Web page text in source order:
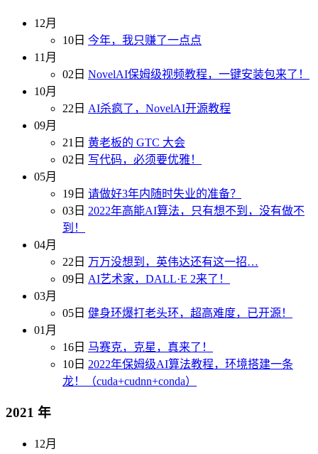
12月
10日 今年，我只赚了一点点
11月
02日 NovelAI保姆级视频教程，一键安装包来了！
10月
22日 AI杀疯了，NovelAI开源教程
09月
21日 黄老板的 GTC 大会
02日 写代码，必须要优雅！
05月
19日 请做好3年内随时失业的准备？
03日 2022年高能AI算法，只有想不到，没有做不
到！
04月
22日 万万没想到，英伟达还有这一招…
09日 AI艺术家，DALL·E 2来了！
03月
05日 健身环爆打老头环，超高难度，已开源！
01月
16日 马赛克，克星，真来了！
10日 2022年保姆级AI算法教程，环境搭建一条
龙！（cuda+cudnn+conda）
2021 年
12月